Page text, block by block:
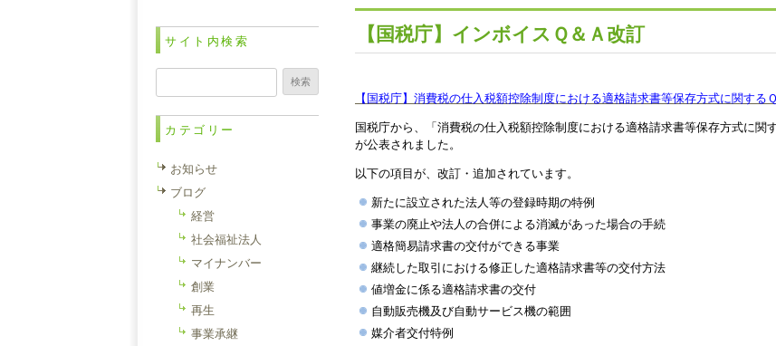
【国税庁】インボイスＱ＆Ａ改訂
【国税庁】消費税の仕入税額控除制度における適格請求書等保存方式に関する
国税庁から、「消費税の仕入税額控除制度における適格請求書等保存方式に関
が公表されました。
以下の項目が、改訂・追加されています。
新たに設立された法人等の登録時期の特例
事業の廃止や法人の合併による消滅があった場合の手続
適格簡易請求書の交付ができる事業
継続した取引における修正した適格請求書等の交付方法
値増金に係る適格請求書の交付
自動販売機及び自動サービス機の範囲
媒介者交付特例
サイト内検索
検
索:
カテゴリー
お知らせ
ブログ
経営
社会福祉法人
マイナンバー
創業
再生
事業承継